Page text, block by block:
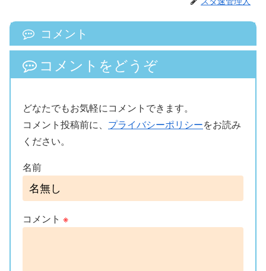
コメント
コメントをどうぞ
どなたでもお気軽にコメントできます。
コメント投稿前に、 プライバシーポリシーをお読み
ください。
名前
コメント ※